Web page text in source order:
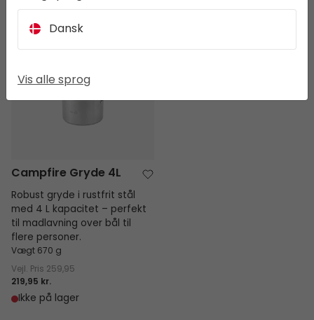
Campfire Gryde 4L
Robust gryde i rustfrit stål
med 4 L kapacitet – perfekt
til madlavning over bål til
flere personer.
Vægt 670 g
Vejl. Pris 259,95
219,95 kr.
Ikke på lager
Dansk
Vis alle sprog